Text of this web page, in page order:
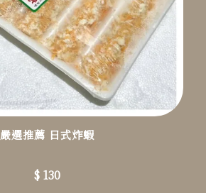
嚴選推薦 日式炸蝦
$ 130